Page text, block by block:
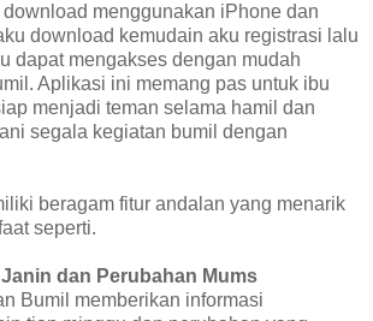
menggunakan iPhone dan
download kemudain aku registrasi lalu
dapat mengakses dengan mudah
Aplikasi ini memang pas untuk ibu
menjadi teman selama hamil dan
segala kegiatan bumil dengan
beragam fitur andalan yang menarik
seperti.
dan Perubahan Mums
Bumil memberikan informasi